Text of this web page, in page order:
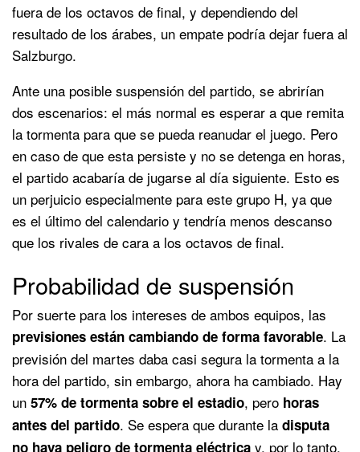
fuera de los octavos de final, y dependiendo del
resultado de los árabes, un empate podría dejar fuera al
Salzburgo.
Ante una posible suspensión del partido, se abrirían
dos escenarios: el más normal es esperar a que remita
la tormenta para que se pueda reanudar el juego. Pero
en caso de que esta persiste y no se detenga en horas,
el partido acabaría de jugarse al día siguiente. Esto es
un perjuicio especialmente para este grupo H, ya que
es el último del calendario y tendría menos descanso
que los rivales de cara a los octavos de final.
Probabilidad de suspensión
Por suerte para los intereses de ambos equipos, las
previsiones están cambiando de forma favorable. La
previsión del martes daba casi segura la tormenta a la
hora del partido, sin embargo, ahora ha cambiado. Hay
un 57% de tormenta sobre el estadio, pero horas
antes del partido. Se espera que durante la disputa
no haya peligro de tormenta eléctrica y, por lo tanto,